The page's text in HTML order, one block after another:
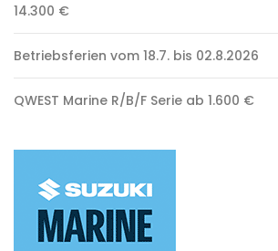
14.300 €
Betriebsferien vom 18.7. bis 02.8.2026
QWEST Marine R/B/F Serie ab 1.600 €